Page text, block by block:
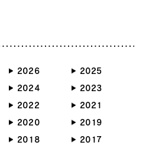
お過ごし下さいね〜‼️^_^
2026
2025
2024
2023
2022
2021
2020
2019
2018
2017